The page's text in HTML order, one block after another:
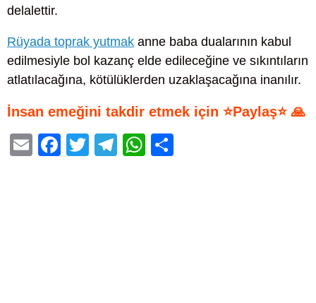
delalettir.
Rüyada toprak yutmak anne baba dualarının kabul
edilmesiyle bol kazanç elde edileceğine ve sıkıntıların
atlatılacağına, kötülüklerden uzaklaşacağına inanılır.
İnsan emeğini takdir etmek için ⭐Paylaş⭐ 🙏
E
F
T
T
W